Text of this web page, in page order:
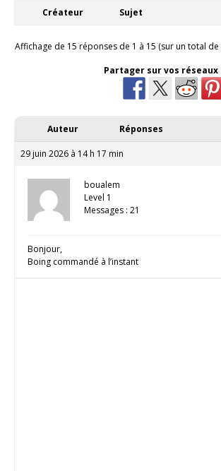
Créateur Sujet
Affichage de 15 réponses de 1 à 15 (sur un total de
Partager sur vos
Auteur Réponses
29 juin 2026 à 14 h 17 min
boualem
Level 1
Messages : 21
Bonjour,
Boing commandé à l’instant